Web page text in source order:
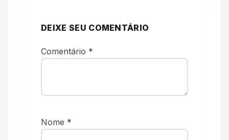
DEIXE SEU COMENTÁRIO
Comentário *
Nome *